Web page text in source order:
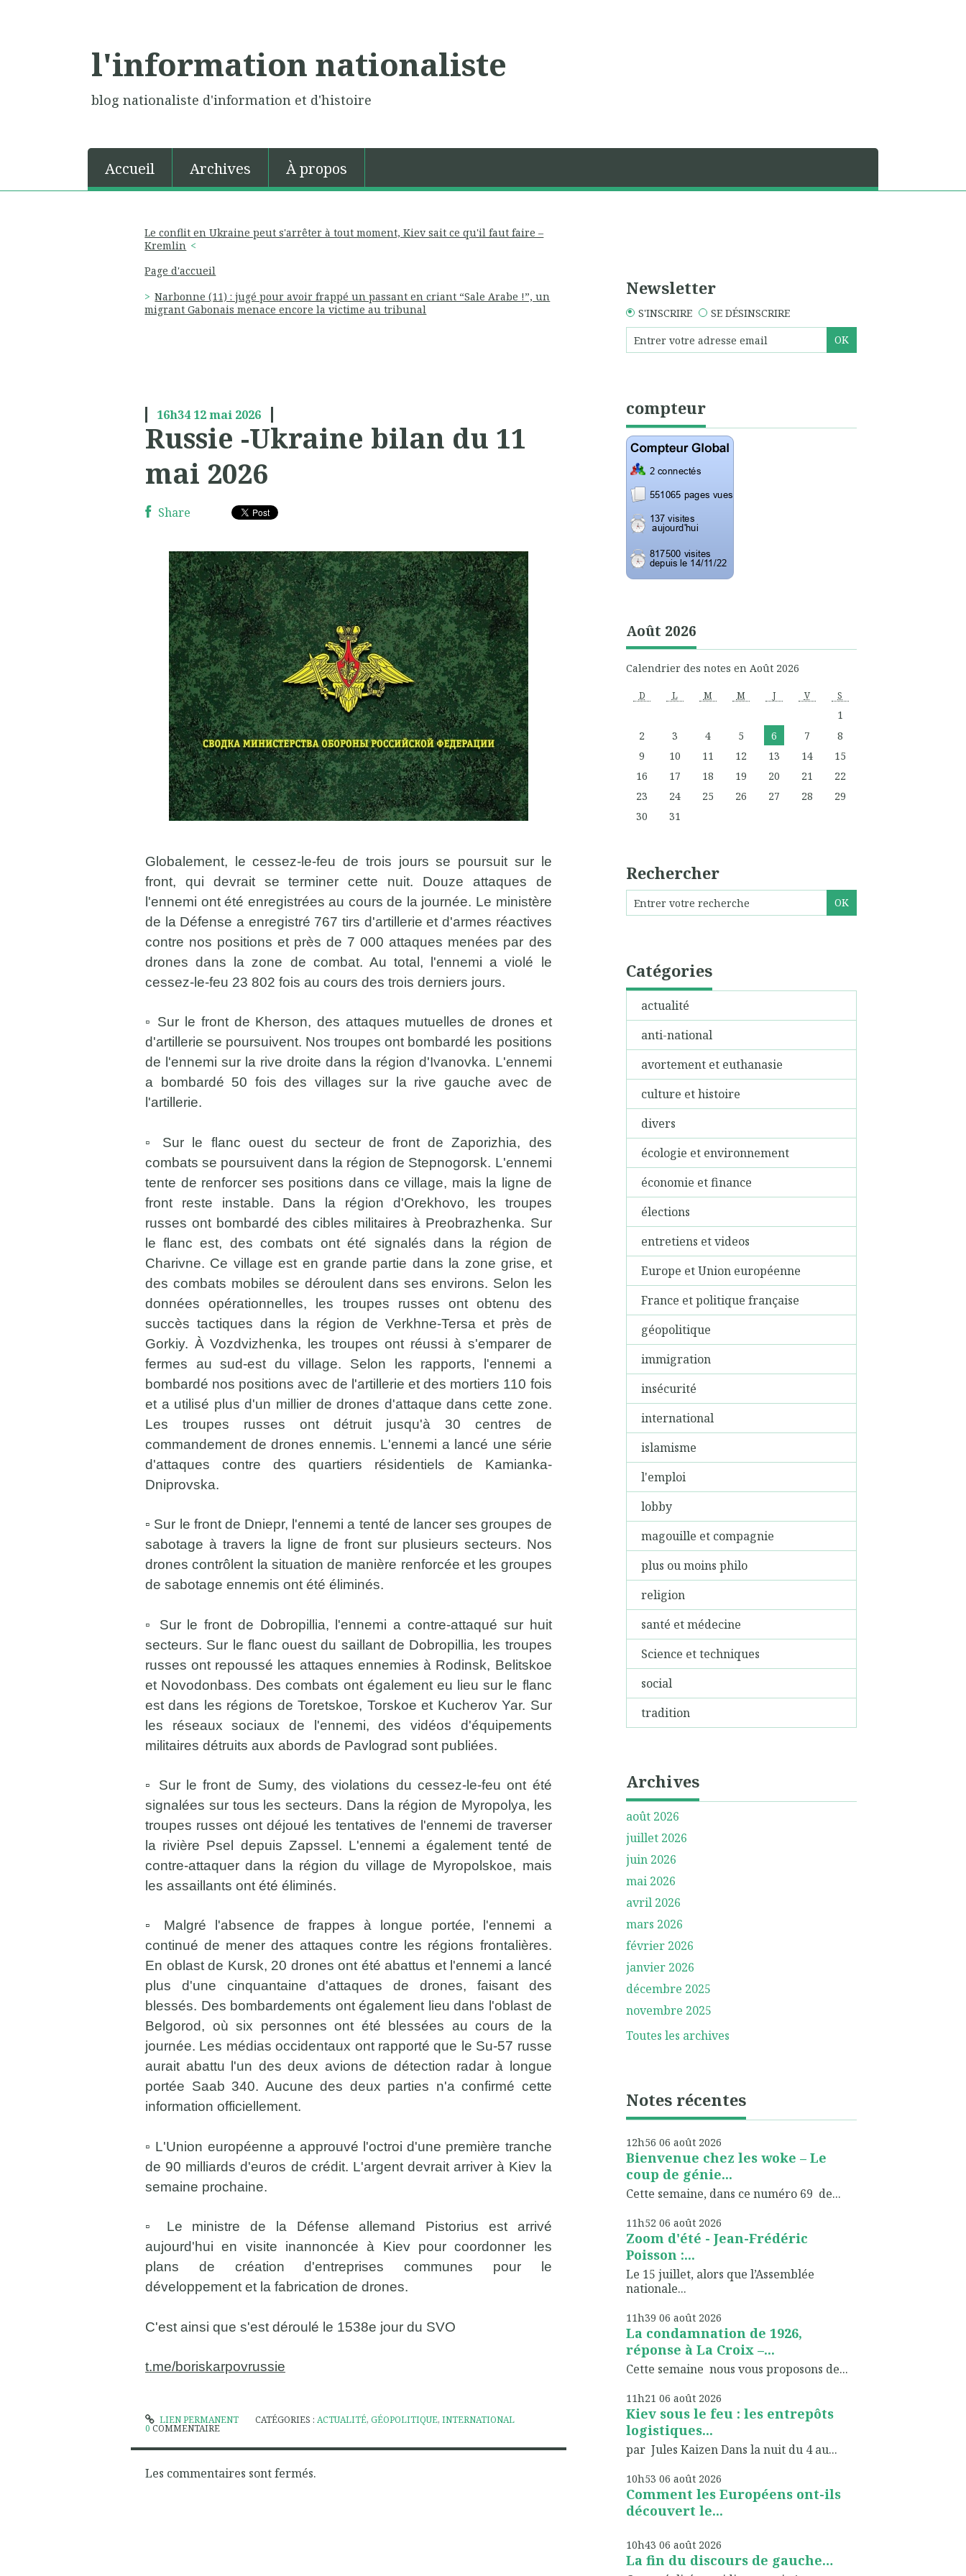
l'information nationaliste
blog nationaliste d'information et d'histoire
Accueil Archives À propos
Le conflit en Ukraine peut s'arrêter à tout moment, Kiev sait ce qu'il faut faire –
Kremlin
Page d'accueil
Narbonne (11) : jugé pour avoir frappé un passant en criant “Sale Arabe !”, un
migrant Gabonais menace encore la victime au tribunal
16h34 12mai 2026
Russie -Ukraine bilan du 11
mai 2026
Share
Globalement, le cessez-le-feu de trois jours se poursuit sur le
front, qui devrait se terminer cette nuit. Douze attaques de
l'ennemi ont été enregistrées au cours de la journée. Le ministère
de la Défense a enregistré 767 tirs d'artillerie et d'armes réactives
contre nos positions et près de 7 000 attaques menées par des
drones dans la zone de combat. Au total, l'ennemi a violé le
cessez-le-feu 23 802 fois au cours des trois derniers jours.
▫️ Sur le front de Kherson, des attaques mutuelles de drones et
d'artillerie se poursuivent. Nos troupes ont bombardé les positions
de l'ennemi sur la rive droite dans la région d'Ivanovka. L'ennemi
a bombardé 50 fois des villages sur la rive gauche avec de
l'artillerie.
▫️ Sur le flanc ouest du secteur de front de Zaporizhia, des
combats se poursuivent dans la région de Stepnogorsk. L'ennemi
tente de renforcer ses positions dans ce village, mais la ligne de
front reste instable. Dans la région d'Orekhovo, les troupes
russes ont bombardé des cibles militaires à Preobrazhenka. Sur
le flanc est, des combats ont été signalés dans la région de
Charivne. Ce village est en grande partie dans la zone grise, et
des combats mobiles se déroulent dans ses environs. Selon les
données opérationnelles, les troupes russes ont obtenu des
succès tactiques dans la région de Verkhne-Tersa et près de
Gorkiy. À Vozdvizhenka, les troupes ont réussi à s'emparer de
fermes au sud-est du village. Selon les rapports, l'ennemi a
bombardé nos positions avec de l'artillerie et des mortiers 110 fois
et a utilisé plus d'un millier de drones d'attaque dans cette zone.
Les troupes russes ont détruit jusqu'à 30 centres de
commandement de drones ennemis. L'ennemi a lancé une série
d'attaques contre des quartiers résidentiels de Kamianka-
Dniprovska.
▫️ Sur le front de Dniepr, l'ennemi a tenté de lancer ses groupes de
sabotage à travers la ligne de front sur plusieurs secteurs. Nos
drones contrôlent la situation de manière renforcée et les groupes
de sabotage ennemis ont été éliminés.
▫️ Sur le front de Dobropillia, l'ennemi a contre-attaqué sur huit
secteurs. Sur le flanc ouest du saillant de Dobropillia, les troupes
russes ont repoussé les attaques ennemies à Rodinsk, Belitskoe
et Novodonbass. Des combats ont également eu lieu sur le flanc
est dans les régions de Toretskoe, Torskoe et Kucherov Yar. Sur
les réseaux sociaux de l'ennemi, des vidéos d'équipements
militaires détruits aux abords de Pavlograd sont publiées.
▫️ Sur le front de Sumy, des violations du cessez-le-feu ont été
signalées sur tous les secteurs. Dans la région de Myropolya, les
troupes russes ont déjoué les tentatives de l'ennemi de traverser
la rivière Psel depuis Zapssel. L'ennemi a également tenté de
contre-attaquer dans la région du village de Myropolskoe, mais
les assaillants ont été éliminés.
▫️ Malgré l'absence de frappes à longue portée, l'ennemi a
continué de mener des attaques contre les régions frontalières.
En oblast de Kursk, 20 drones ont été abattus et l'ennemi a lancé
plus d'une cinquantaine d'attaques de drones, faisant des
blessés. Des bombardements ont également lieu dans l'oblast de
Belgorod, où six personnes ont été blessées au cours de la
journée. Les médias occidentaux ont rapporté que le Su-57 russe
aurait abattu l'un des deux avions de détection radar à longue
portée Saab 340. Aucune des deux parties n'a confirmé cette
information officiellement.
▫️ L'Union européenne a approuvé l'octroi d'une première tranche
de 90 milliards d'euros de crédit. L'argent devrait arriver à Kiev la
semaine prochaine.
▫️ Le ministre de la Défense allemand Pistorius est arrivé
aujourd'hui en visite inannoncée à Kiev pour coordonner les
plans de création d'entreprises communes pour le
développement et la fabrication de drones.
C'est ainsi que s'est déroulé le 1538e jour du SVO
t.me/boriskarpovrussie
LIEN PERMANENT CATÉGORIES :ACTUALITÉ,GÉOPOLITIQUE,INTERNATIONAL
0 COMMENTAIRE
Les commentaires sont fermés.
Newsletter
S'INSCRIRE SE DÉSINSCRIRE
compteur
Août 2026
Calendrier des notes en Août 2026
D L M M J V S
1
2
3 4 5 6 7
8
9
10 11 12 13 14
15
16
17 18 19 20 21
22
23
24 25 26 27 28
29
30
31
Rechercher
Catégories
actualité
anti-national
avortement et euthanasie
culture et histoire
divers
écologie et environnement
économie et finance
élections
entretiens et videos
Europe et Union européenne
France et politique française
géopolitique
immigration
insécurité
international
islamisme
l'emploi
lobby
magouille et compagnie
plus ou moins philo
religion
santé et médecine
Science et techniques
social
tradition
Archives
août 2026
juillet 2026
juin 2026
mai 2026
avril 2026
mars 2026
février 2026
janvier 2026
décembre 2025
novembre 2025
Toutes les archives
Notes récentes
12h56 06 août 2026
Bienvenue chez les woke – Le
coup de génie...
Cette semaine, dans ce numéro 69 de...
11h52 06 août 2026
Zoom d'été - Jean-Frédéric
Poisson :...
Le 15 juillet, alors que l’Assemblée
nationale...
11h39 06 août 2026
La condamnation de 1926,
réponse à La Croix –...
Cette semaine nous vous proposons de...
11h21 06 août 2026
Kiev sous le feu : les entrepôts
logistiques...
par Jules Kaizen Dans la nuit du 4 au...
10h53 06 août 2026
Comment les Européens ont-ils
découvert le...
10h43 06 août 2026
La fin du discours de gauche…